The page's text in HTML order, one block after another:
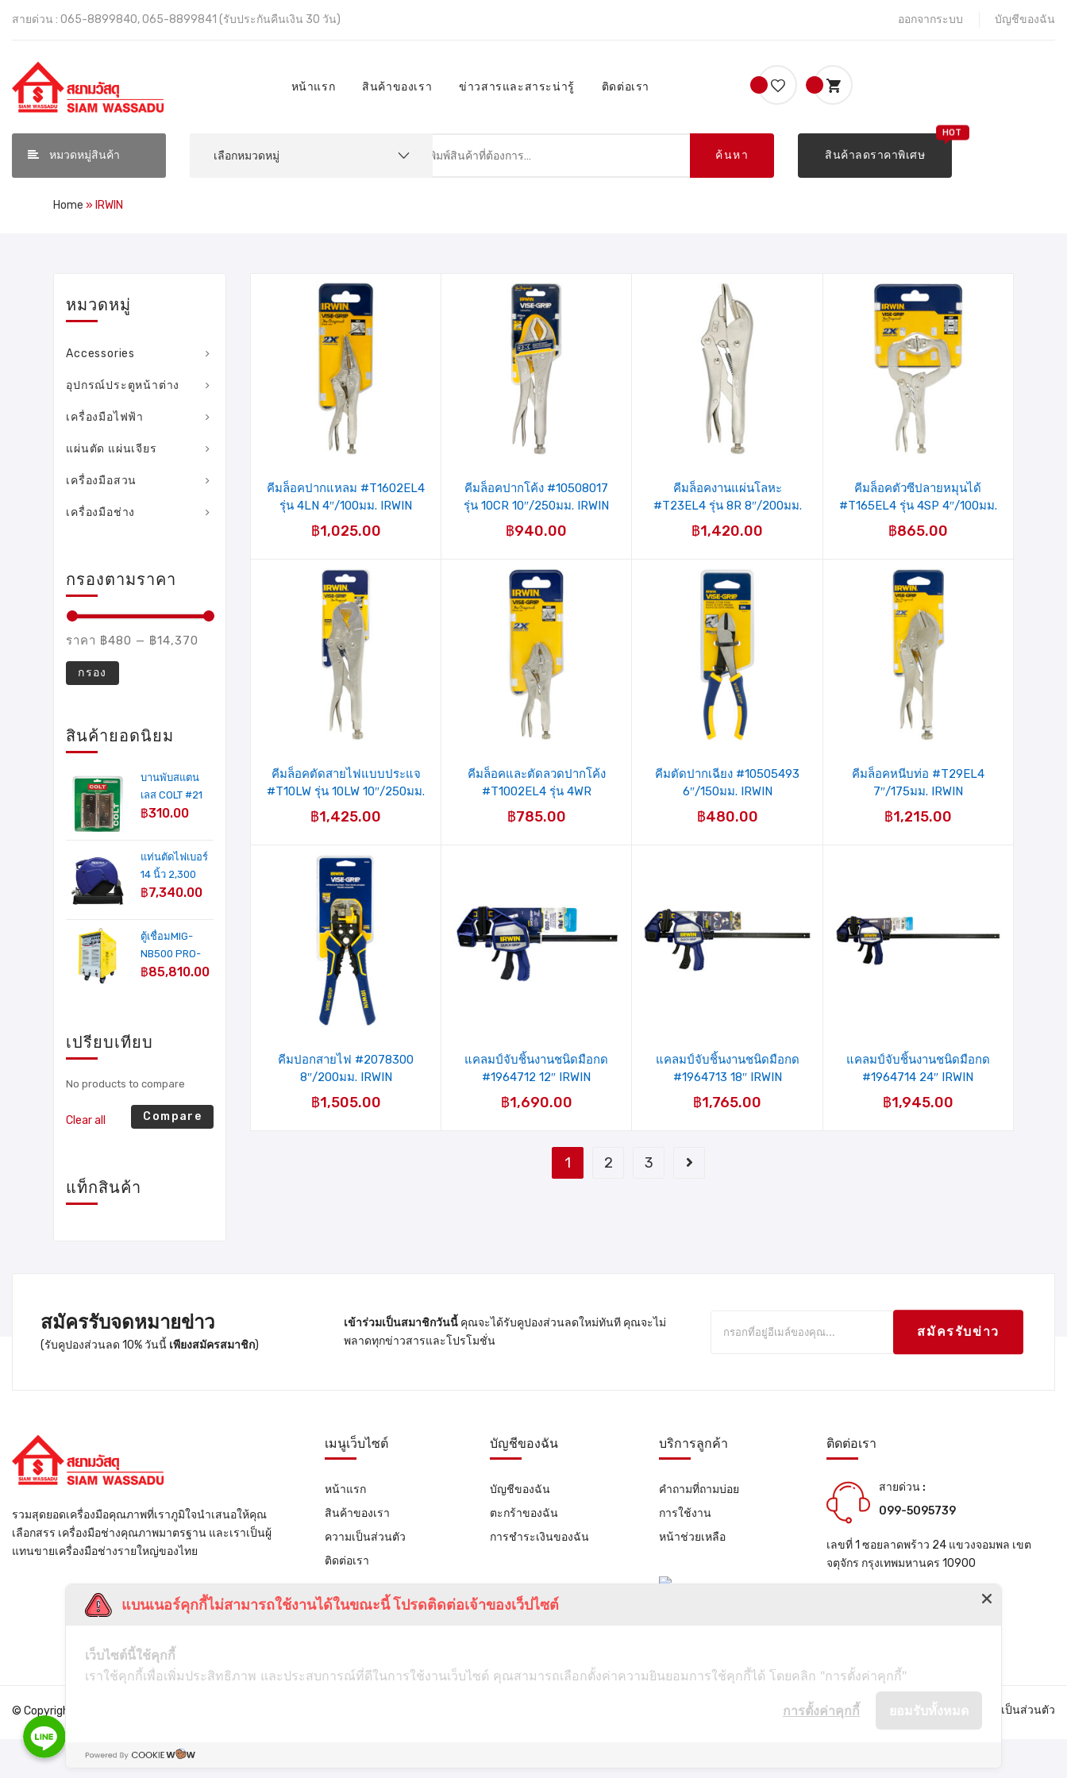
ออกจากระบบ บัญชีของฉัน
สายด่วน : 065-8899840, 065-8899841 (รับประกันคืนเงิน 30 วัน)
หน้าแรก สินค้าของเรา ข่าวสารและสาระน่ารู้ ติดต่อเรา
หมวดหมู่สินค้า ค้นหา สินค้าลดราคาพิเศษ
Home » IRWIN
คีมล็อคปากแหลม #T1602EL4
รุ่น 4LN 4″/100มม. IRWIN
฿1,025.00
คีมล็อคปากโค้ง #10508017
รุ่น 10CR 10″/250มม. IRWIN
฿940.00
คีมล็อคงานแผ่นโลหะ
#T23EL4 รุ่น 8R 8″/200มม.
IRWIN
฿1,420.00
คีมล็อคตัวซีปลายหมุนได้
#T165EL4 รุ่น 4SP 4″/100มม.
IRWIN
฿865.00
คีมล็อคตัดสายไฟแบบประแจ
#T10LW รุ่น 10LW 10″/250มม.
IRWIN
฿1,425.00
คีมล็อคและตัดลวดปากโค้ง
#T1002EL4 รุ่น 4WR
4″/100มม. IRWIN
฿785.00
คีมตัดปากเฉียง #10505493
6″/150มม. IRWIN
฿480.00
คีมล็อคหนีบท่อ #T29EL4
7″/175มม. IRWIN
฿1,215.00
คีมปอกสายไฟ #2078300
8″/200มม. IRWIN
฿1,505.00
แคลมป์จับชิ้นงานชนิดมือกด
#1964712 12″ IRWIN
฿1,690.00
แคลมป์จับชิ้นงานชนิดมือกด
#1964713 18″ IRWIN
฿1,765.00
แคลมป์จับชิ้นงานชนิดมือกด
#1964714 24″ IRWIN
฿1,945.00
1 2 3
หมวดหมู่
Accessories
อุปกรณ์ประตูหน้าต่าง
เครื่องมือไฟฟ้า
แผ่นตัด แผ่นเจียร
เครื่องมือสวน
เครื่องมือช่าง
กรองตามราคา
กรอง
ราคา ฿480 — ฿14,370
สินค้ายอดนิยม
บานพับสแตน
เลส COLT #21
4"X3" AC หนา
฿310.00
แท่นตัดไฟเบอร์
14 นิ้ว 2,300
วัตต์ รุ่น MP-
฿7,340.00
ตู้เชื่อมMIG-
NB500 PRO-
IGBT INVERTER
ดลวด
฿85,810.00
เปรียบเทียบ
No products to compare
Clear all Compare
แท็กสินค้า
สมัครรับจดหมายข่าว
(รับคูปองส่วนลด 10% วันนี้ เพียงสมัครสมาชิก)
เข้าร่วมเป็นสมาชิกวันนี้ คุณจะได้รับคูปองส่วนลดใหม่ทันที คุณจะไม่
พลาดทุกข่าวสารและโปรโมชั่น
สมัครรับข่าว
รวมสุดยอดเครื่องมือคุณภาพที่เราภูมิใจนำเสนอให้คุณ
เลือกสรร เครื่องมือช่างคุณภาพมาตรฐาน และเราเป็นผู้
แทนขายเครื่องมือช่างรายใหญ่ของไทย
เมนูเว็บไซต์
หน้าแรก
สินค้าของเรา
ความเป็นส่วนตัว
ติดต่อเรา
บัญชีของฉัน
บัญชีของฉัน
ตะกร้าของฉัน
การชำระเงินของฉัน
บริการลูกค้า
คำถามที่ถามบ่อย
การใช้งาน
หน้าช่วยเหลือ
ติดต่อเรา
สายด่วน :
099-5095739
เลขที่ 1 ซอยลาดพร้าว 24 แขวงจอมพล เขต
จตุจักร กรุงเทพมหานคร 10900
คำถามที่พบบ่อย นโยบายความเป็นส่วนตัว
© Copyright
Line
แบนเนอร์คุกกี้ไม่สามารถใช้งานได้ในขณะนี้ โปรดติดต่อเจ้าของเว็ปไซต์
เว็บไซต์นี้ใช้คุกกี้
เราใช้คุกกี้เพื่อเพิ่มประสิทธิภาพ และประสบการณ์ที่ดีในการใช้งานเว็บไซต์ คุณสามารถเลือกตั้งค่าความยินยอมการใช้คุกกี้ได้ โดยคลิก "การตั้งค่าคุกกี้"
ยอมรับทั้งหมด
การตั้งค่าคุกกี้